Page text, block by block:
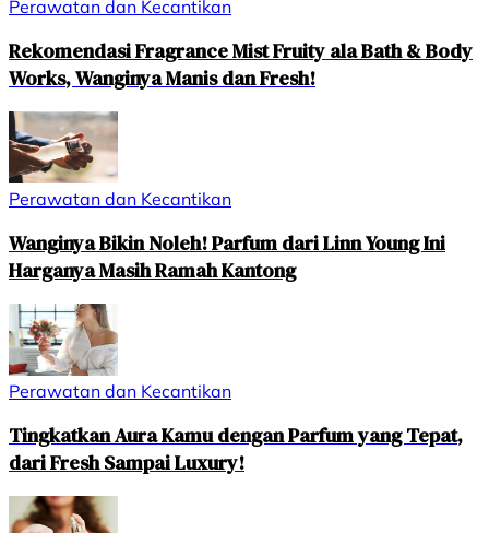
Perawatan dan Kecantikan
Rekomendasi Fragrance Mist Fruity ala Bath & Body
Works, Wanginya Manis dan Fresh!
Perawatan dan Kecantikan
Wanginya Bikin Noleh! Parfum dari Linn Young Ini
Harganya Masih Ramah Kantong
Perawatan dan Kecantikan
Tingkatkan Aura Kamu dengan Parfum yang Tepat,
dari Fresh Sampai Luxury!